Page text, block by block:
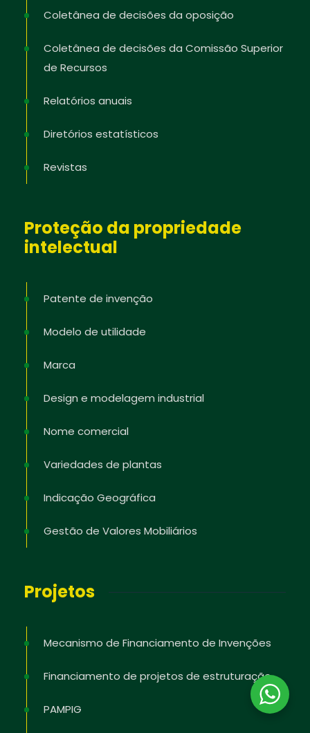
Coletânea de decisões da oposição
Coletânea de decisões da Comissão Superior
de Recursos
Relatórios anuais
Diretórios estatísticos
Revistas
Proteção da propriedade
intelectual
Patente de invenção
Modelo de utilidade
Marca
Design e modelagem industrial
Nome comercial
Variedades de plantas
Indicação Geográfica
Gestão de Valores Mobiliários
Projetos
Mecanismo de Financiamento de Invenções
Financiamento de projetos de estruturação
PAMPIG